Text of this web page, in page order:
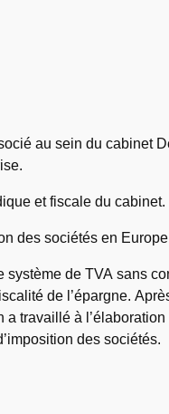
au sein du cabinet
et fiscale du cabinet.
des sociétés en
de TVA sans
de l’épargne.
travaillé à
des sociétés.